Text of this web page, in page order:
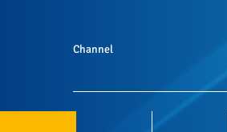
Channel